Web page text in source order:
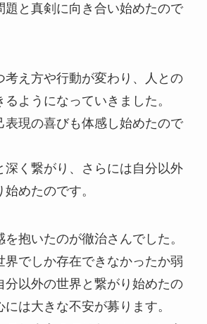
題と真剣に向き合い始めたので
考え方や行動が変わり、人との
ようになっていきました。
表現の喜びも体感し始めたので
深く繋がり、さらには自分以外
めたのです。
抱いたのが徹治さんでした。
界でしか存在できなかったか弱
分以外の世界と繋がり始めたの
は大きな不安が募ります。